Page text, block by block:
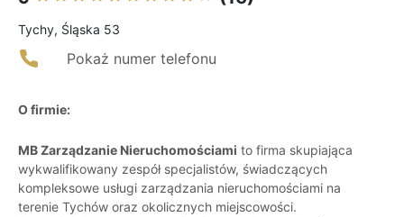
Tychy, Śląska 53
Pokaż numer telefonu
O firmie:
MB Zarządzanie Nieruchomościami to firma skupiająca
wykwalifikowany zespół specjalistów, świadczących
kompleksowe usługi zarządzania nieruchomościami na
terenie Tychów oraz okolicznych miejscowości.